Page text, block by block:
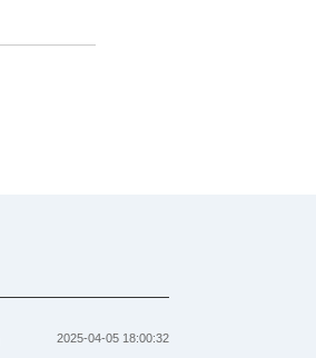
2025-04-05 18:00:32